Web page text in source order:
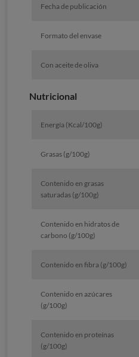
Fecha de publicación
Formato del envase
Con aceite de oliva
Nutricional
Energía (Kcal/100g)
Grasas (g/100g)
Contenido en grasas
saturadas (g/100g)
Contenido en hidratos de
carbono (g/100g)
Contenido en fibra (g/100g)
Contenido en azúcares
(g/100g)
Contenido en proteínas
(g/100g)